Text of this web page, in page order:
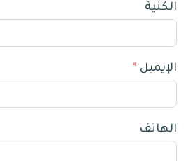
الكنية
الإيميل
الهاتف